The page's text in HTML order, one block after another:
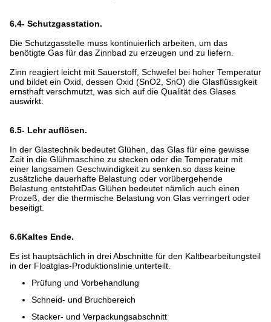
6.4- Schutzgasstation.
Die Schutzgasstelle muss kontinuierlich arbeiten, um das
benötigte Gas für das Zinnbad zu erzeugen und zu liefern.
Zinn reagiert leicht mit Sauerstoff, Schwefel bei hoher Temperatur
und bildet ein Oxid, dessen Oxid (SnO2, SnO) die Glasflüssigkeit
ernsthaft verschmutzt, was sich auf die Qualität des Glases
auswirkt.
6.5- Lehr auflösen.
In der Glastechnik bedeutet Glühen, das Glas für eine gewisse
Zeit in die Glühmaschine zu stecken oder die Temperatur mit
einer langsamen Geschwindigkeit zu senken.so dass keine
zusätzliche dauerhafte Belastung oder vorübergehende
Belastung entstehtDas Glühen bedeutet nämlich auch einen
Prozeß, der die thermische Belastung von Glas verringert oder
beseitigt.
6.6Kaltes Ende.
Es ist hauptsächlich in drei Abschnitte für den Kaltbearbeitungsteil
in der Floatglas-Produktionslinie unterteilt.
Prüfung und Vorbehandlung
Schneid- und Bruchbereich
Stacker- und Verpackungsabschnitt